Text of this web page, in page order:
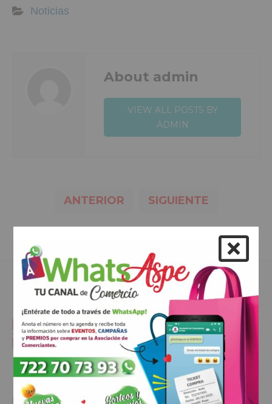
Noticias
About admin
VIEW ALL POSTS BY
ADMIN
ANTERIOR SIGUIENTE